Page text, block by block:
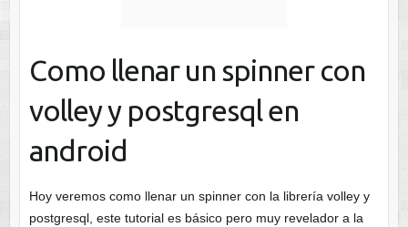
Como llenar un spinner con
volley y postgresql en
android
Hoy veremos como llenar un spinner con la librería volley y
postgresql, este tutorial es básico pero muy revelador a la